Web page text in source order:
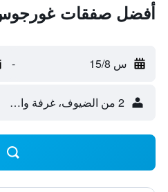
أفضل صفقات غورجوس
س 15/8 -
2 من الضيوف، غرفة واحدة